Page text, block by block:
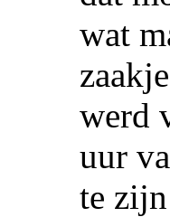
wat
werd
uur
te